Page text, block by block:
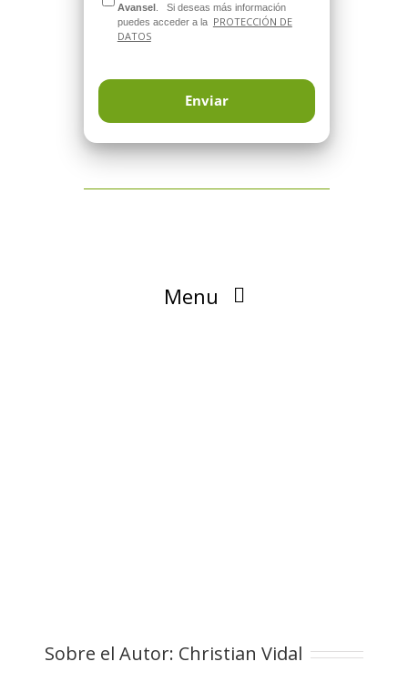
Avansel. Si deseas más información
puedes acceder a la PROTECCIÓN DE
DATOS
Menu
Sobre el Autor: Christian Vidal